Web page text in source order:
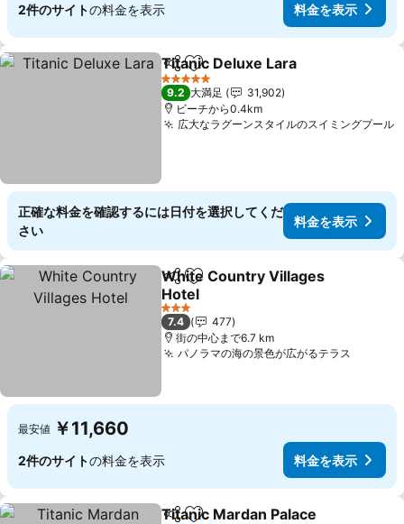
2件のサイトの料金を表示 料金を表示
シェアお気に入りに追加
Titanic Deluxe Lara
5 ホテルのランク
9.2 大満足
31,902
ビーチから0.4km
広大なラグーンスタイルのスイミングプール
正確な料金を確認するには日付を選択してくだ
さい
料金を表示
シェアお気に入りに追加
White Country Villages
Hotel
料金を表示
3 ホテルのランク
7.4
477
街の中心まで6.7 km
パノラマの海の景色が広がるテラス
最安値 ￥11,660
2件のサイトの料金を表示 料金を表示
Titanic Mardan Palace